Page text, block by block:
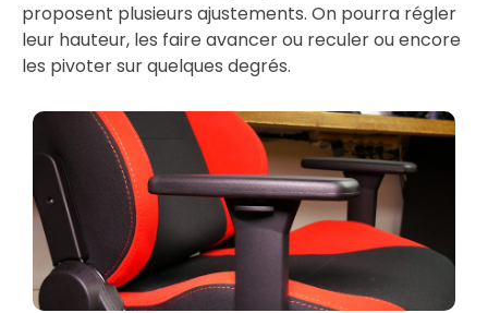
proposent plusieurs ajustements. On pourra régler
leur hauteur, les faire avancer ou reculer ou encore
les pivoter sur quelques degrés.